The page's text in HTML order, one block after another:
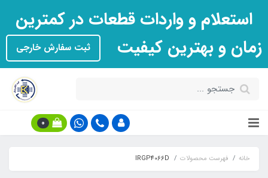
استعلام و واردات قطعات در کمترین
زمان و بهترین کیفیت
ثبت سفارش خارجی
0
خانه فهرست محصولات IRGP4066D